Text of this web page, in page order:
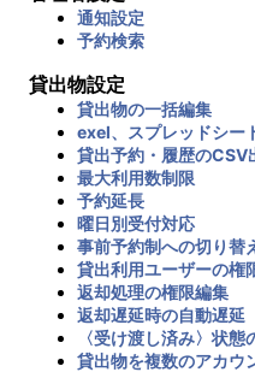
通知設定
予約検索
貸出物設定
貸出物の一括編集
exel、スプレッドシー
貸出予約・履歴のCSV
最大利用数制限
予約延長
曜日別受付対応
事前予約制への切り替
貸出利用ユーザーの権
返却処理の権限編集
返却遅延時の自動遅延
〈受け渡し済み〉状態
貸出物を複数のアカウ